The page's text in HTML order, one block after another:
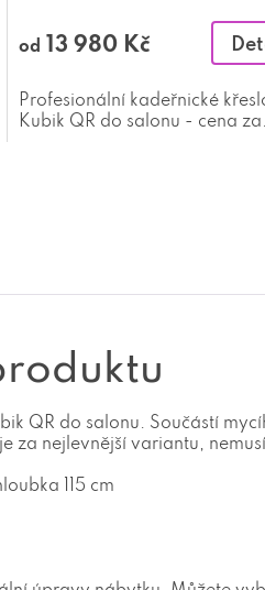
od 13 980 Kč
Profesionální kadeřnické
Kubik QR do salonu - cena za
QR do salonu. Součástí
za nejlevnější variantu,
115 cm